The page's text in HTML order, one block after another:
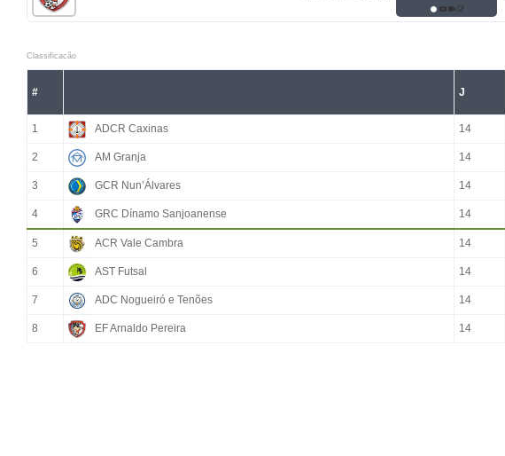
Classificacão
# J
1 ADCR Caxinas 14
2 AM Granja 14
3 GCR Nun’Álvares 14
4 GRC Dínamo Sanjoanense 14
5 ACR Vale Cambra 14
6 AST Futsal 14
7 ADC Nogueiró e Tenões 14
8 EF Arnaldo Pereira 14